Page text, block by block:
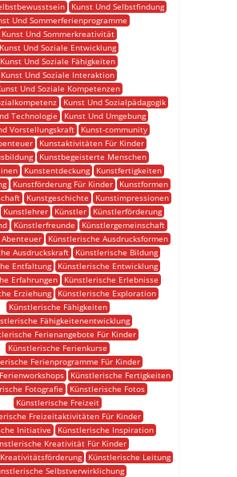
Kunst Und Selbstfindung
Und Sommerferienprogramme
Kunst Und Sommerkreativität
Kunst Und Soziale Entwicklung
Kunst Und Soziale Fähigkeiten
Kunst Und Soziale Interaktion
Und Soziale Kompetenzen
Kunst Und Sozialpädagogik
Technologie
Kunst Und Umgebung
Vorstellungskraft
Kunst-community
Kunstaktivitäten Für Kinder
Kunstbegeisterte Menschen
Kunstentdeckung
Kunstfertigkeiten
Kunstförderung Für Kinder
Kunstformen
Kunstgeschichte
Kunstimpressionen
Kunstlehrer Künstler
Künstlerförderung
Künstlerfreunde
Künstlergemeinschaft
Künstlerische Ausdrucksformen
Ausdruckskraft
Künstlerische Bildung
Entfaltung
Künstlerische Entwicklung
Erfahrungen
Künstlerische Erlebnisse
Erziehung
Künstlerische Exploration
Künstlerische Fähigkeiten
Fähigkeitenentwicklung
Ferienangebote Für Kinder
Künstlerische Ferienkurse
Ferienprogramme Für Kinder
Künstlerische Fertigkeiten
Fotografie
Künstlerische Fotos
Künstlerische Freizeit
Freizeitaktivitäten Für Kinder
Initiative
Künstlerische Inspiration
Kreativität Für Kinder
Künstlerische Leitung
Selbstverwirklichung